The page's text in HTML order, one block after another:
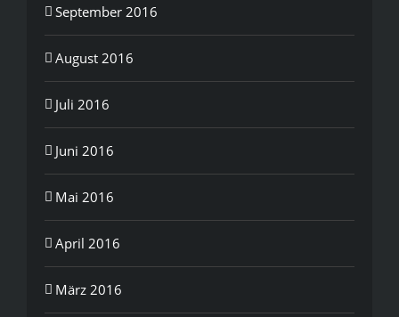
September 2016
August 2016
Juli 2016
Juni 2016
Mai 2016
April 2016
März 2016